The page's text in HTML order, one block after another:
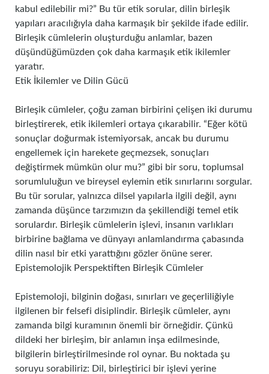
kabul edilebilir mi?” Bu tür etik sorular, dilin birleşik
yapıları aracılığıyla daha karmaşık bir şekilde ifade edilir.
Birleşik cümlelerin oluşturduğu anlamlar, bazen
düşündüğümüzden çok daha karmaşık etik ikilemler
yaratır.
Etik İkilemler ve Dilin Gücü
Birleşik cümleler, çoğu zaman birbirini çelişen iki durumu
birleştirerek, etik ikilemleri ortaya çıkarabilir. “Eğer kötü
sonuçlar doğurmak istemiyorsak, ancak bu durumu
engellemek için harekete geçmezsek, sonuçları
değiştirmek mümkün olur mu?” gibi bir soru, toplumsal
sorumluluğun ve bireysel eylemin etik sınırlarını sorgular.
Bu tür sorular, yalnızca dilsel yapılarla ilgili değil, aynı
zamanda düşünce tarzımızın da şekillendiği temel etik
sorulardır. Birleşik cümlelerin işlevi, insanın varlıkları
birbirine bağlama ve dünyayı anlamlandırma çabasında
dilin nasıl bir etki yarattığını gözler önüne serer.
Epistemolojik Perspektiften Birleşik Cümleler
Epistemoloji, bilginin doğası, sınırları ve geçerliliğiyle
ilgilenen bir felsefi disiplindir. Birleşik cümleler, aynı
zamanda bilgi kuramının önemli bir örneğidir. Çünkü
dildeki her birleşim, bir anlamın inşa edilmesinde,
bilgilerin birleştirilmesinde rol oynar. Bu noktada şu
soruyu sorabiliriz: Dil, birleştirici bir işlevi yerine